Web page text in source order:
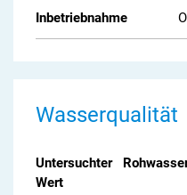
Inbetriebnahme
Wasserqualität
Untersuchter
Wert